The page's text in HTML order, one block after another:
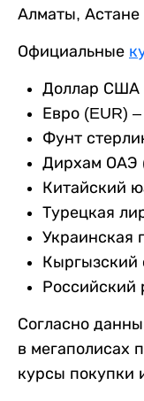
Алматы,
Официальные
Доллар США
Евро (EUR)
Фунт
Дирхам ОАЭ
Китайский
Турецкая
Украинская
Кыргызский
Российский
Согласно
в мегаполисах
курсы покупки